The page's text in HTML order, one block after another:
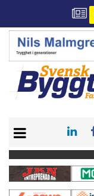
PRENUMERERA
VÅRA ANDRA